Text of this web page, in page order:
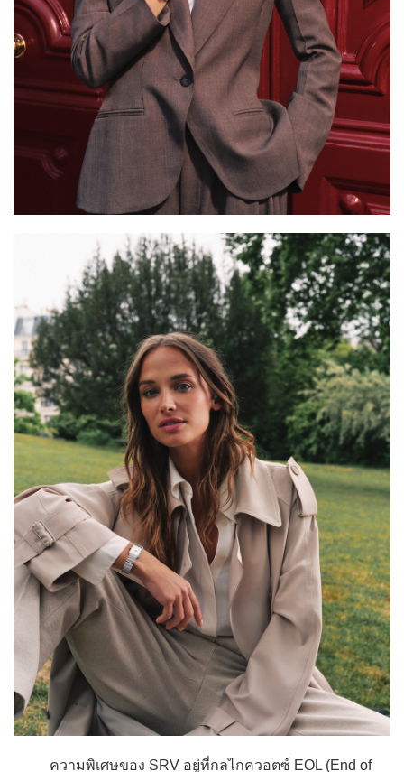
ความพิเศษของ SRV อยู่ที่กลไกควอตซ์ EOL (End of